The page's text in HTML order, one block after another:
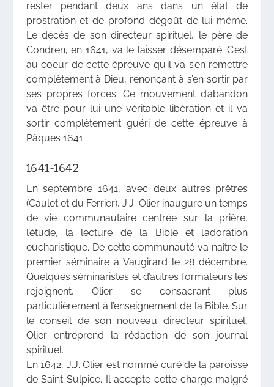
rester pendant deux ans dans un état de
prostration et de profond dégoût de lui-même.
Le décès de son directeur spirituel, le père de
Condren, en 1641, va le laisser désemparé. C’est
au coeur de cette épreuve qu’il va s’en remettre
complètement à Dieu, renonçant à s’en sortir par
ses propres forces. Ce mouvement d’abandon
va être pour lui une véritable libération et il va
sortir complètement guéri de cette épreuve à
Pâques 1641.
1641-1642
En septembre 1641, avec deux autres prêtres
(Caulet et du Ferrier), J.J. Olier inaugure un temps
de vie communautaire centrée sur la prière,
l’étude, la lecture de la Bible et l’adoration
eucharistique. De cette communauté va naître le
premier séminaire à Vaugirard le 28 décembre.
Quelques séminaristes et d’autres formateurs les
rejoignent, Olier se consacrant plus
particulièrement à l’enseignement de la Bible. Sur
le conseil de son nouveau directeur spirituel,
Olier entreprend la rédaction de son journal
spirituel.
En 1642, J.J. Olier est nommé curé de la paroisse
de Saint Sulpice. Il accepte cette charge malgré